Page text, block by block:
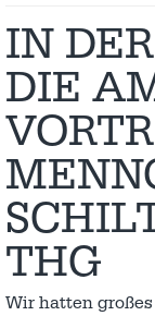
IN
DIE
THG
Wir hatten